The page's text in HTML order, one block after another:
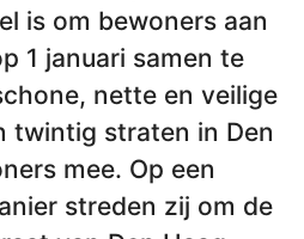
is om bewoners aan
1 januari samen te
nette en veilige
twintig straten in Den
mee. Op een
streden zij om de